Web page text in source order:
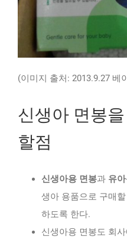
(이미지 출처: 2013.9.27 베
신생아 면봉
할점
신생아용 면봉과 유
생아 용품으로 구매
하도록 한다.
신생아용 면봉도 회